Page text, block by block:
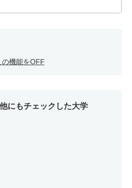
の機能をOFF
にもチェックした大学